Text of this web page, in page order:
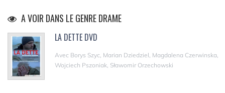
A VOIR DANS LE GENRE DRAME
LA DETTE DVD
Avec Borys Szyc, Marian Dziedziel, Magdalena Czerwinska,
Wojciech Pszoniak, Sławomir Orzechowski